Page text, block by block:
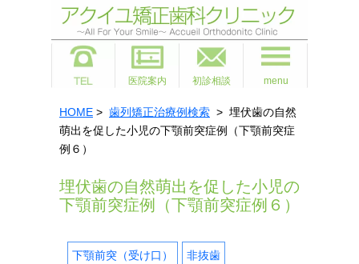
医院案内 初診相談 menu
HOME > 歯列矯正治療例検索 > 埋伏歯の自然
萌出を促した小児の下顎前突症例（下顎前突症
例６）
埋伏歯の自然萌出を促した小児の
下顎前突症例（下顎前突症例６）
下顎前突（受け口） 非抜歯